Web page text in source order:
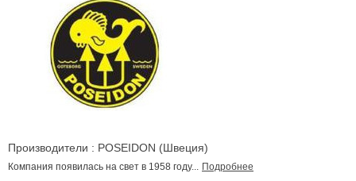
Производители : POSEIDON (Швеция)
Компания появилась на свет в 1958 году... Подробнее